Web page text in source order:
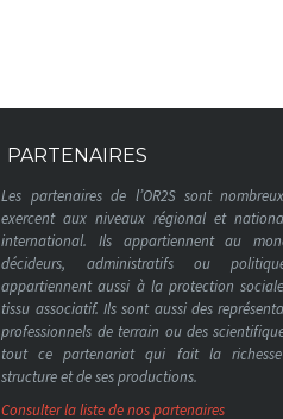
PARTENAIRES
Les partenaires de l’OR2S sont
exercent aux niveaux régional et
international. Ils appartiennent au
décideurs, administratifs ou
appartiennent aussi à la protection
tissu associatif. Ils sont aussi des
professionnels de terrain ou des
tout ce partenariat qui fait la
structure et de ses productions.
Consulter la liste de nos partenaires